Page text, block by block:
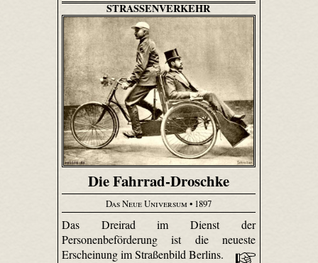
STRASSENVERKEHR
Die Fahrrad-Droschke
Das Neue Universum• 1897
Das Dreirad im Dienst der
Personenbeförderung ist die neueste
Erscheinung im Straßenbild Berlins.